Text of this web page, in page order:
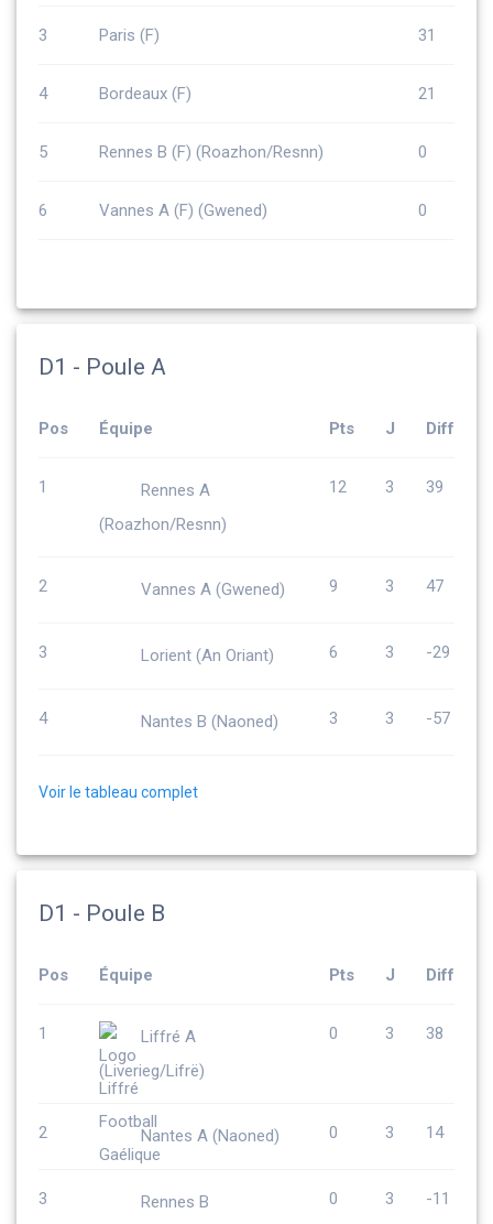
3 Paris (F) 31
4 Bordeaux (F) 21
5 Rennes B (F) (Roazhon/Resnn) 0
6 Vannes A (F) (Gwened) 0
D1 - Poule A
Pos Équipe Pts J Diff
1
Rennes A
(Roazhon/Resnn)
12 3 39
2 Vannes A (Gwened) 9 3 47
3 Lorient (An Oriant) 6 3 -29
4 Nantes B (Naoned) 3 3 -57
Voir le tableau complet
D1 - Poule B
Pos Équipe Pts J Diff
1
Liffré A
(Liverieg/Lifrë)
0 3 38
2 Nantes A (Naoned) 0 3 14
3
Rennes B
0 3 -11